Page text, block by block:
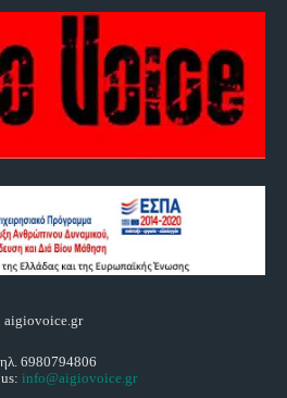
aigiovoice.gr
6980794806
info@aigiovoice.gr